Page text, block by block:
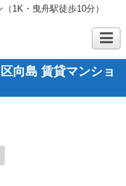
1K・曳舟駅徒歩10分）
向島 賃貸マンショ